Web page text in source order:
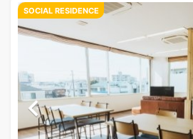
SOCIAL RESIDENCE